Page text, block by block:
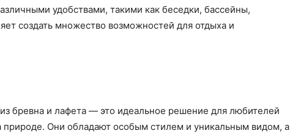
удобствами, такими как беседки, бассейны,
создать множество возможностей для отдыха и
бревна и лафета — это идеальное решение для любителей
природе. Они обладают особым стилем и уникальным видом, а